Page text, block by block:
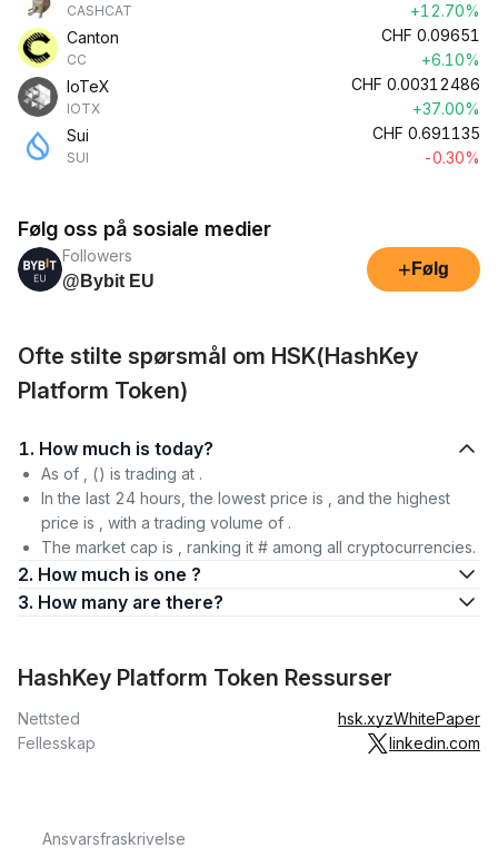
CASHCAT
+12.70%
Canton
CC
CHF 0.09651
+6.10%
IoTeX
IOTX
CHF 0.00312486
+37.00%
Sui
SUI
CHF 0.691135
-0.30%
Følg oss på sosiale medier
Followers
@Bybit EU
+ Følg
Ofte stilte spørsmål om HSK(HashKey
Platform Token)
1. How much is today?
As of , () is trading at .
In the last 24 hours, the lowest price is , and the highest
price is , with a trading volume of .
The market cap is , ranking it # among all cryptocurrencies.
2. How much is one ?
3. How many are there?
HashKey Platform Token Ressurser
Nettsted hsk.xyzWhitePaper
Fellesskap
linkedin.com
Ansvarsfraskrivelse